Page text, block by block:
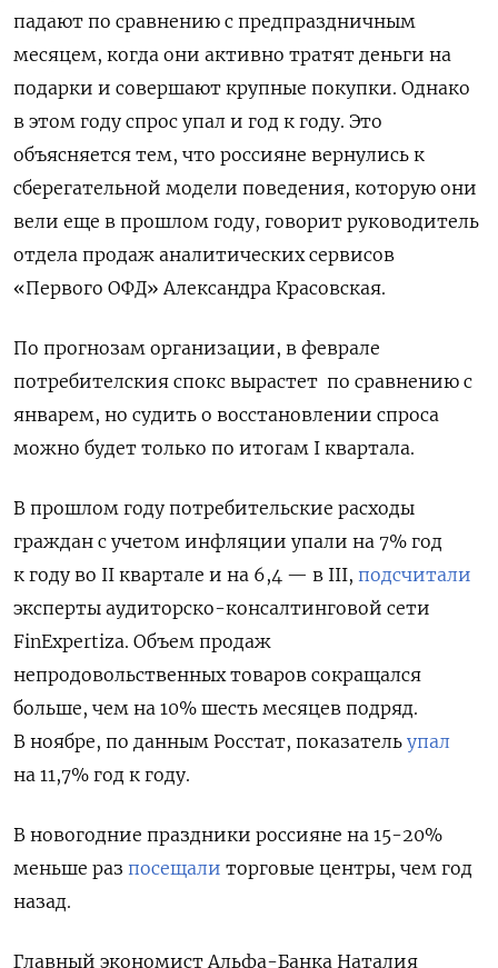
падают по сравнению с предпраздничным
месяцем, когда они активно тратят деньги на
подарки и совершают крупные покупки. Однако
в этом году спрос упал и год к году. Это
объясняется тем, что россияне вернулись к
сберегательной модели поведения, которую они
вели еще в прошлом году, говорит руководитель
отдела продаж аналитических сервисов
«Первого ОФД» Александра Красовская.
По прогнозам организации, в феврале
потребителския спокс вырастет по сравнению с
январем, но судить о восстановлении спроса
можно будет только по итогам I квартала.
В прошлом году потребительские расходы
граждан с учетом инфляции упали на 7% год
к году во II квартале и на 6,4 — в III, подсчитали
эксперты аудиторско-консалтинговой сети
FinExpertiza. Объем продаж
непродовольственных товаров сокращался
больше, чем на 10% шесть месяцев подряд.
В ноябре, по данным Росстат, показатель упал
на 11,7% год к году.
В новогодние праздники россияне на 15-20%
меньше раз посещали торговые центры, чем год
назад.
Главный экономист Альфа-Банка Наталия